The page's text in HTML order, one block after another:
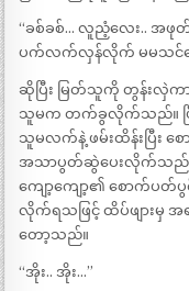
“ခစ်ခစ်… လူညံ့လေး.. အဖု
ပက်လက်လှန်လိုက် မမသင်ပ
ဆိုပြီး မြတ်သူကို တွန်းလှဲ
သူမက တက်ခွလိုက်သည်။ ပြီ
သူမလက်နဲ့ ဖမ်းထိန်းပြီး စေ
အသာပွတ်ဆွဲပေးလိုက်သည်။
ကျော့ကျော့၏ စောက်ပတ်
လိုက်ရသဖြင့် ထိပ်ဖျားမှ အ
တော့သည်။
“အိုး.. အိုး…”